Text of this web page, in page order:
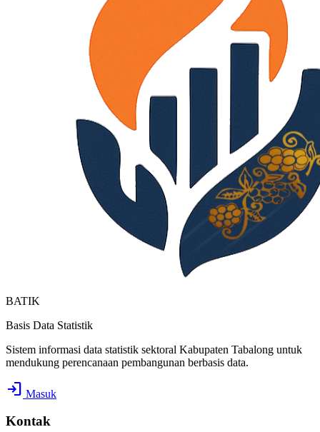
BATIK
Basis Data Statistik
Sistem informasi data statistik sektoral Kabupaten Tabalong untuk
mendukung perencanaan pembangunan berbasis data.
login Masuk
Kontak